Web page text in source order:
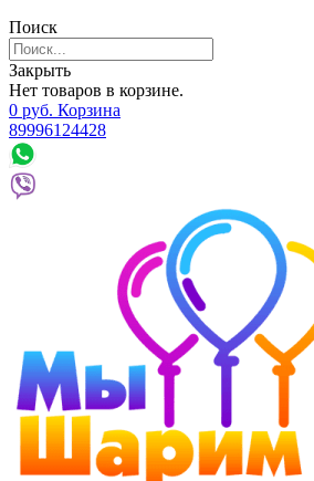
Поиск
Закрыть
Нет товаров в корзине.
0 руб. Корзина
89996124428